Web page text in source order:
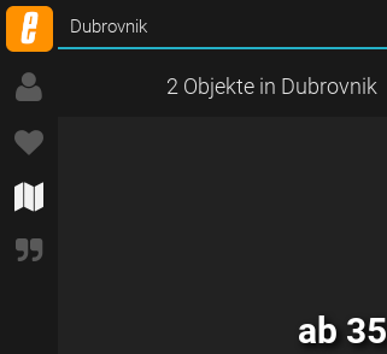
2 Objekte in Dubrovnik
ab 35